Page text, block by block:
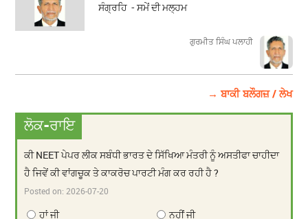
ਸੰਗ੍ਰਹਿ - ਸਮੇਂ ਦੀ ਮਲ੍ਹਮ
ਗੁਰਮੀਤ ਸਿੰਘ ਪਲਾਹੀ
→ ਬਾਕੀ ਬਲੌਗਜ਼ / ਲੇਖ
ਲੋਕ-ਰਾਇ
ਕੀ NEET ਪੇਪਰ ਲੀਕ ਸਬੰਧੀ ਭਾਰਤ ਦੇ ਸਿੱਖਿਆ ਮੰਤਰੀ ਨੂੰ ਅਸਤੀਫਾ ਚਾਹੀਦਾ
ਹੈ ਜਿਵੇਂ ਕੀ ਵਾਂਗਚੂਕ ਤੇ ਕਾਕਰੋਚ ਪਾਰਟੀ ਮੰਗ ਕਰ ਰਹੀ ਹੈ ?
Posted on:2026-07-20
ਹਾਂ ਜੀ ਨਹੀਂ ਜੀ